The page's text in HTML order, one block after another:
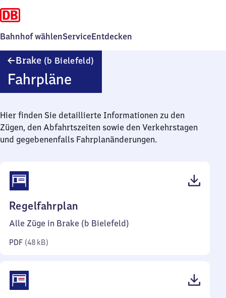
Bahnhof wählenServiceEntdecken
Brake (b Bielefeld)
Fahrpläne
Hier finden Sie detaillierte Informationen zu den
Zügen, den Abfahrtszeiten sowie den Verkehrstagen
und gegebenenfalls Fahrplanänderungen.
Regelfahrplan
48
Alle Züge in Brake (b Bielefeld)
PDF (48 kB)